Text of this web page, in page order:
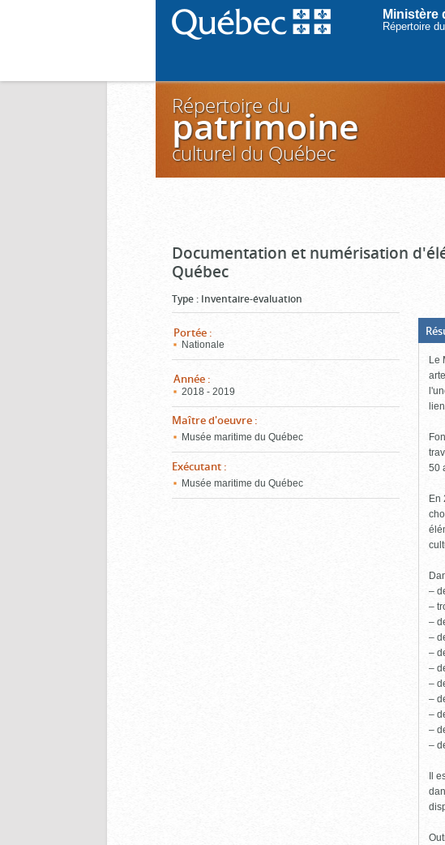
Ministère
Répertoire
Répertoire du
patrimoine
culturel du Québec
Documentation et numérisation
Québec
Type : Inventaire-évaluation
Portée :
Nationale
Année :
2018 - 2019
Maître d'oeuvre :
Musée maritime du Québec
Exécutant :
Musée maritime du Québec
Le
50
En
–
–
–
–
–
–
–
–
–
–
–
Il